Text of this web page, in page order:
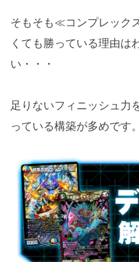
そもそも≪コンプレック
くても勝っている理由は
い・・・
足りないフィニッシュ力
っている構築が多めです。